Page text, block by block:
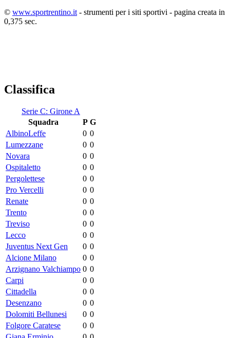
© www.sportrentino.it- strumenti per i siti sportivi - pagina creata in
0,375 sec.
Classifica
Serie C: Girone A
Squadra
P G
AlbinoLeffe
0 0
Lumezzane
0 0
Novara
0 0
Ospitaletto
0 0
Pergolettese
0 0
Pro Vercelli
0 0
Renate
0 0
Trento
0 0
Treviso
0 0
Lecco
0 0
Juventus Next Gen
0 0
Alcione Milano
0 0
Arzignano Valchiampo 0 0
Carpi
0 0
Cittadella
0 0
Desenzano
0 0
Dolomiti Bellunesi
0 0
Folgore Caratese
0 0